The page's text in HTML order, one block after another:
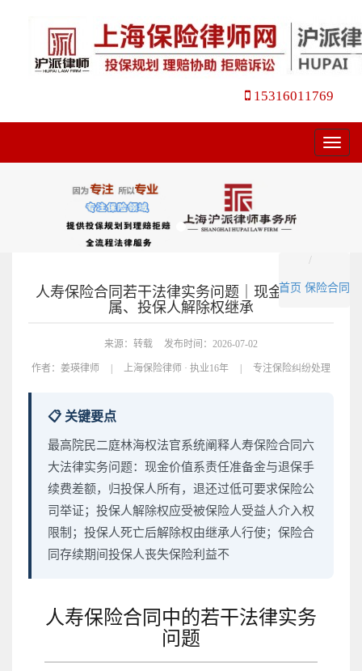
15316011769
菜
单
首页 保险合同
人寿保险合同若干法律实务问题｜现金价值归
属、投保人解除权继承
来源：转载 发布时间：2026-07-02
作者： 姜瑛律师 | 上海保险律师 · 执业16年 | 专注保险纠纷处理
📋 关键要点
最高院民二庭林海权法官系统阐释人寿保险合同六
大法律实务问题：现金价值系责任准备金与退保手
续费差额，归投保人所有，退还过低可要求保险公
司举证；投保人解除权应受被保险人受益人介入权
限制；投保人死亡后解除权由继承人行使；保险合
同存续期间投保人丧失保险利益不
人寿保险合同中的若干法律实务
问题